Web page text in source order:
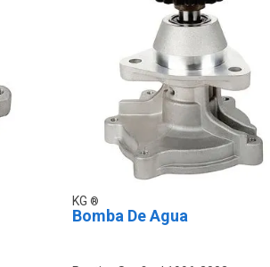
KG
Bomba De Agua